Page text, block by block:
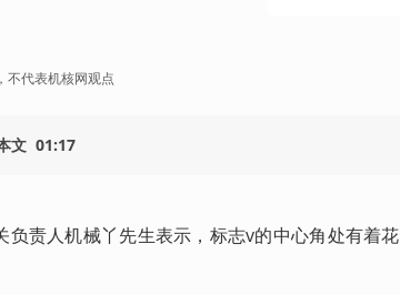
不代表机核网观点
文 01:17
负责人机械丫先生表示，标志v的中心角处有着